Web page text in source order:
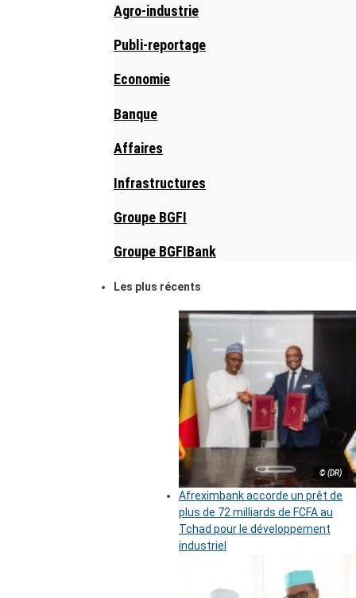
Agro-industrie
Publi-reportage
Economie
Banque
Affaires
Infrastructures
Groupe BGFI
Groupe BGFIBank
Les plus récents
© (DR)
Afreximbank accorde un prêt de
plus de 72 milliards de FCFA au
Tchad pour le développement
industriel